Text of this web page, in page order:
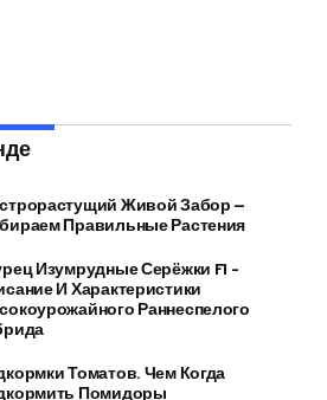
Живой Забор —
Правильные Растения
Изумрудные Серёжки F1 –
И Характеристики
Раннеспелого
Томатов. Чем Когда
Помидоры